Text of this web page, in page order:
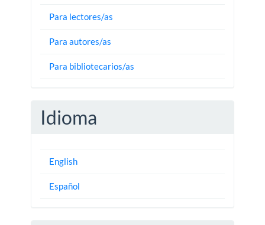
Para lectores/as
Para autores/as
Para bibliotecarios/as
Idioma
English
Español